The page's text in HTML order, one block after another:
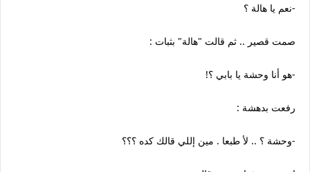
-نعم يا هالة ؟
صمت قصير .. ثم قالت "هالة" بثبات :
-هو أنا وحشة يا بابي ؟!
رفعت بدهشة :
-وحشة ؟ .. لأ طبعا . مين إللي قالك كده ؟؟؟